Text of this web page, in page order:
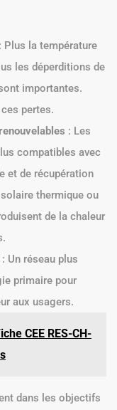
: Plus la température
les déperditions de
importantes.
pertes.
: Les
compatibles avec
et de récupération
thermique ou
de la chaleur
: Un réseau plus
primaire pour
aux usagers.
CEE RES-CH-
dans les objectifs